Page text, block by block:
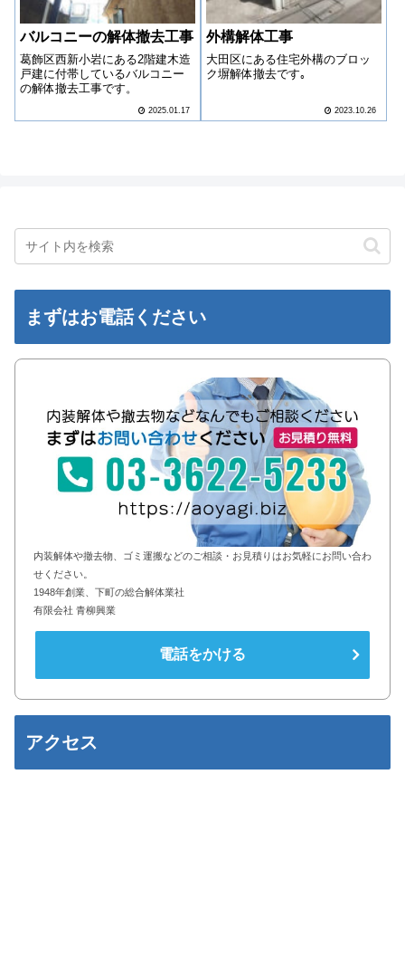
バルコニーの解体撤去工事
葛飾区西新小岩にある2階建木造
戸建に付帯しているバルコニー
の解体撤去工事です。
2025.01.17
外構解体工事
大田区にある住宅外構のブロッ
ク塀解体撤去です｡
2023.10.26
まずはお電話ください
内装解体や撤去物、ゴミ運搬などのご相談・お見積りはお気軽にお問い合わ
せください。
1948年創業、下町の総合解体業社
有限会社 青柳興業
電話をかける
アクセス